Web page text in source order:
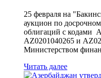
25 февраля на
аукцион по
облигаций с кодами
AZ0201040265 и
Министерством
Читать далее